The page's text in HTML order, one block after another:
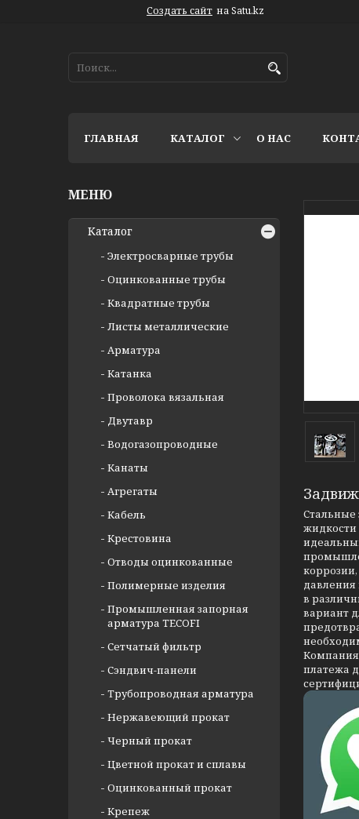
Создать сайт на Satu.kz
ГЛАВНАЯ КАТАЛОГ О НАС
Стальные
жидкости
в
вариант
Компания
платежа
Каталог
Электросварные трубы
Оцинкованные трубы
Квадратные трубы
Листы металлические
Арматура
Катанка
Проволока вязальная
Двутавр
Водогазопроводные
Канаты
Агрегаты
Кабель
Крестовина
Отводы оцинкованные
Полимерные изделия
Промышленная запорная
арматура TECOFI
Сетчатый фильтр
Сэндвич-панели
Трубопроводная арматура
Нержавеющий прокат
Черный прокат
Цветной прокат и сплавы
Оцинкованный прокат
Крепеж